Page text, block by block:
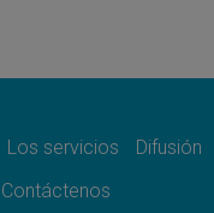
Evangelio
religiosas en el
Los servicios
Difusión
Contáctenos